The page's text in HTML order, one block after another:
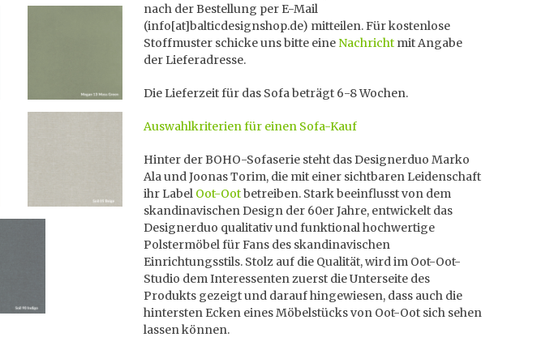
nach der Bestellung per E-Mail
(info[at]balticdesignshop.de) mitteilen. Für kostenlose
Stoffmuster schicke uns bitte eine Nachricht mit Angabe
der Lieferadresse.
Die Lieferzeit für das Sofa beträgt 6-8 Wochen.
Auswahlkriterien für einen Sofa-Kauf
Hinter der BOHO-Sofaserie steht das Designerduo Marko
Ala und Joonas Torim, die mit einer sichtbaren Leidenschaft
ihr Label Oot-Ootbetreiben. Stark beeinflusst von dem
skandinavischen Design der 60er Jahre, entwickelt das
Designerduo qualitativ und funktional hochwertige
Polstermöbel für Fans des skandinavischen
Einrichtungsstils. Stolz auf die Qualität, wird im Oot-Oot-
Studio dem Interessenten zuerst die Unterseite des
Produkts gezeigt und darauf hingewiesen, dass auch die
hintersten Ecken eines Möbelstücks von Oot-Oot sich sehen
lassen können.